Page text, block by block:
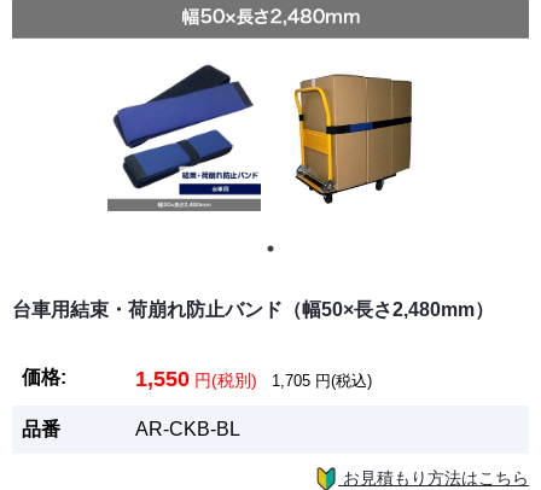
台車用結束・荷崩れ防止バンド（幅50×長さ2,480mm）
価格: 1,550 円(税別) 1,705 円(税込)
品番 AR-CKB-BL
お見積もり方法はこちら